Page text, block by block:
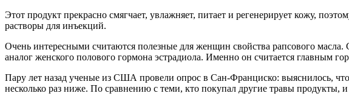
Этот продукт прекрасно смягчает, увлажняет, питает и регенерирует кожу,
растворы для инъекций.
Очень интересными считаются полезные для женщин свойства рапсового масла.
аналог женского полового гормона эстрадиола. Именно он считается главным
Пару лет назад ученые из США провели опрос в Сан-Франциско: выяснилось,
несколько раз ниже. По сравнению с теми, кто покупал другие травы продукты,